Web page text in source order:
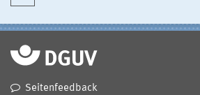
Seitenfeedback